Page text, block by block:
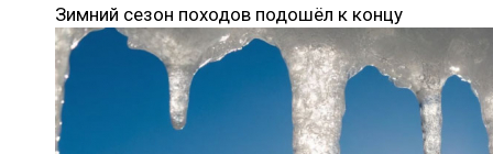
Зимний сезон походов подошёл к концу